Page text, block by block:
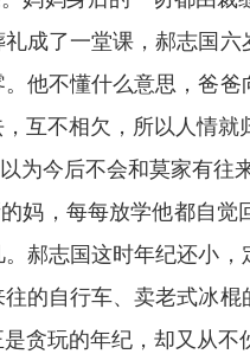
成了一堂课，郝志国
他不懂什么意思，爸
互不相欠，所以人情就
为今后不会和莫家有往
妈，每每放学他都自
郝志国这时年纪还小
的自行车、卖老式冰
贪玩的年纪，却又从